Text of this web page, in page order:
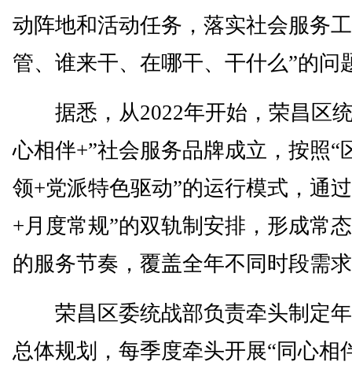
动阵地和活动任务，落实社会服务
管、谁来干、在哪干、干什么”的问
据悉，从2022年开始，荣昌区统
心相伴+”社会服务品牌成立，按照“
领+党派特色驱动”的运行模式，通
+月度常规”的双轨制安排，形成常
的服务节奏，覆盖全年不同时段需
荣昌区委统战部负责牵头制定年
总体规划，每季度牵头开展“同心相